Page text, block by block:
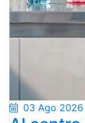
03 Ago 2026